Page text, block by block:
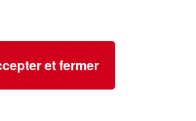
et fermer